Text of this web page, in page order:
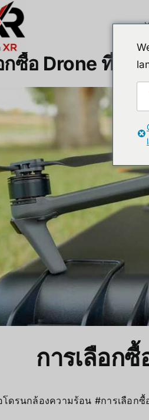
กซื้อ Drone ที่เหม
การเลือก
โดรนกล้องความร้อน #การเลือก